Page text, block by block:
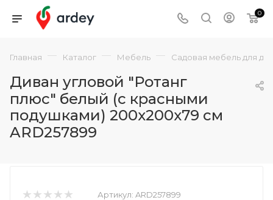
0
Главная — Каталог — Мебель — Садовая мебель для
Диван угловой "Ротанг
плюс" белый (с красными
подушками) 200x200x79 см
ARD257899
Артикул: ARD257899